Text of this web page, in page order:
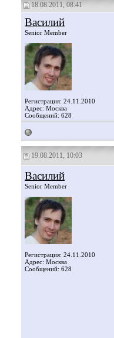
18.08.2011, 08:41
Василий
Senior Member
Регистрация: 24.11.2010
Адрес: Москва
Сообщений: 628
19.08.2011, 10:03
Василий
Senior Member
Регистрация: 24.11.2010
Адрес: Москва
Сообщений: 628